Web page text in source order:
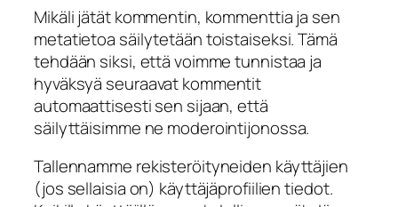
Mikäli jätät kommentin, kommenttia ja sen
metatietoa säilytetään toistaiseksi. Tämä
tehdään siksi, että voimme tunnistaa ja
hyväksyä seuraavat kommentit
automaattisesti sen sijaan, että
säilyttäisimme ne moderointijonossa.
Tallennamme rekisteröityneiden käyttäjien
(jos sellaisia on) käyttäjäprofiilien tiedot.